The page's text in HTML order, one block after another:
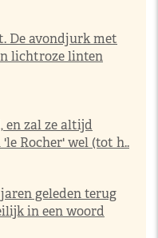
De avondjurk met
lichtroze linten
en zal ze altijd
Rocher' wel (tot h..
geleden terug
in een woord